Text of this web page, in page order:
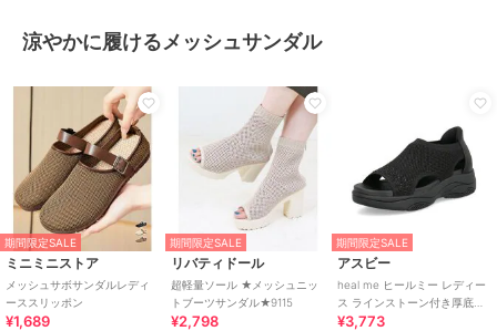
涼やかに履けるメッシュサンダル
期間限定SALE
ミニミニストア
メッシュサボサンダルレディ
ーススリッポン
¥1,689
期間限定SALE
リバティドール
超軽量ソール ★メッシュニッ
トブーツサンダル★9115
¥2,798
期間限定SALE
アスビー
heal me ヒールミー レディー
ス ラインストーン付き厚底ニ
ットサンダル【軽量】
¥3,773